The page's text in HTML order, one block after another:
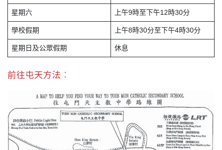
星期六 上午9時至下午12時30分
學校假期 上午8時30分至下午4時30分
星期日及公眾假期 休息
前往屯天方法︰